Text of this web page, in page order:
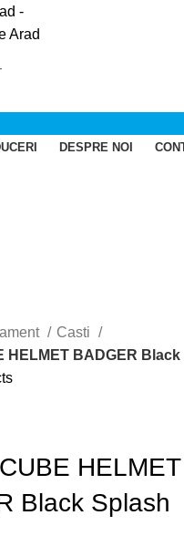
DESPRE NOI
Casti
HELMET BADGER Black
HELMET
Black Splash